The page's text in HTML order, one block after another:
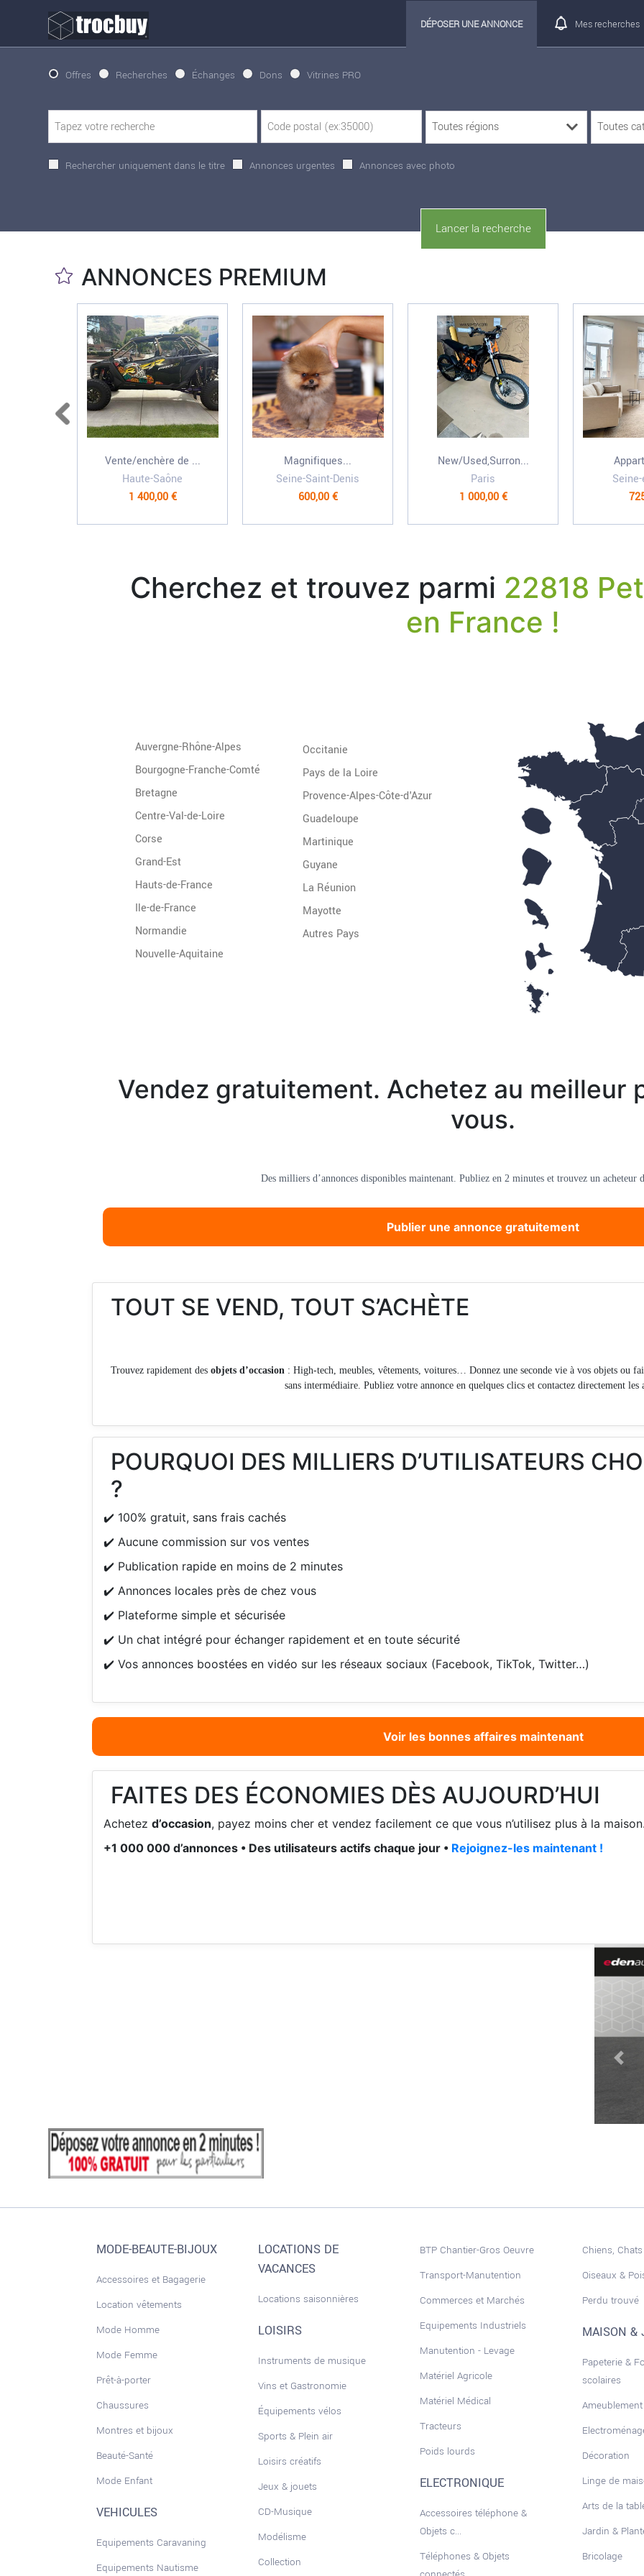
DÉPOSER UNE ANNONCE Mes recherches
Offres Recherches Échanges Dons Vitrines PRO
Rechercher uniquement dans le titre Annonces urgentes Annonces avec photo
ANNONCES PREMIUM
Vente/enchère de ...
Haute-Saône
1 400,00 €
Magnifiques...
Seine-Saint-Denis
600,00 €
New/Used,Surron...
Paris
1 000,00 €
Cherchez et trouvez parmi 22818
en France !
Auvergne-Rhône-Alpes
Bourgogne-Franche-Comté
Bretagne
Centre-Val-de-Loire
Corse
Grand-Est
Hauts-de-France
Ile-de-France
Normandie
Nouvelle-Aquitaine
Occitanie
Pays de la Loire
Provence-Alpes-Côte-d'Azur
Guadeloupe
Martinique
Guyane
La Réunion
Mayotte
Autres Pays
Vendez gratuitement. Achetez au meilleur
vous.
Des milliers d’annonces disponibles maintenant. Publiez en 2 minutes et trouvez un acheteur
Publier une annonce gratuitement
TOUT SE VEND, TOUT S’ACHÈTE
Trouvez rapidement des objets d’occasion : High-tech, meubles, vêtements, voitures… Donnez une seconde vie à vos objets ou
sans intermédiaire. Publiez votre annonce en quelques clics et contactez directement les
POURQUOI DES MILLIERS D’UTILISATEURS
?
✔️ 100% gratuit, sans frais cachés
✔️ Aucune commission sur vos ventes
✔️ Publication rapide en moins de 2 minutes
✔️ Annonces locales près de chez vous
✔️ Plateforme simple et sécurisée
✔️ Un chat intégré pour échanger rapidement et en toute sécurité
✔️ Vos annonces boostées en vidéo sur les réseaux sociaux (Facebook, TikTok, Twitter…)
Voir les bonnes affaires maintenant
FAITES DES ÉCONOMIES DÈS AUJOURD’HUI
Achetez d’occasion, payez moins cher et vendez facilement ce que vous n’utilisez plus à la
+1 000 000 d’annonces • Des utilisateurs actifs chaque jour • Rejoignez-les maintenant !
MODE-BEAUTE-BIJOUX
Accessoires et Bagagerie
Location vêtements
Mode Homme
Mode Femme
Prêt-à-porter
Chaussures
Montres et bijoux
Beauté-Santé
Mode Enfant
VEHICULES
Equipements Caravaning
Equipements Nautisme
LOCATIONS DE
VACANCES
Locations saisonnières
LOISIRS
Instruments de musique
Vins et Gastronomie
Équipements vélos
Sports & Plein air
Loisirs créatifs
Jeux & jouets
CD-Musique
Modélisme
Collection
BTP Chantier-Gros Oeuvre
Transport-Manutention
Commerces et Marchés
Equipements Industriels
Manutention - Levage
Matériel Agricole
Matériel Médical
Tracteurs
Poids lourds
ELECTRONIQUE
Accessoires téléphone &
Objets c...
Téléphones & Objets
Chiens,
Oiseaux &
Perdu trouvé
MAISON &
Papeterie &
scolaires
Ameublement
Décoration
Linge de
Arts de la
Jardin &
Bricolage